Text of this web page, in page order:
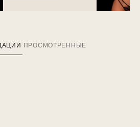
ПРОСМОТРЕННЫЕ